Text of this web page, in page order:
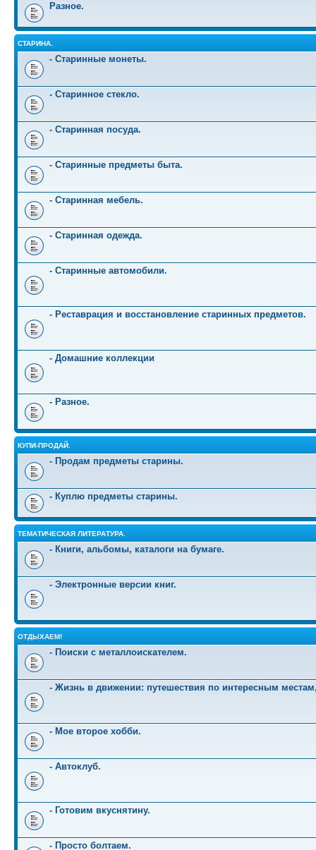
Разное.
СТАРИНА.
- Старинные монеты.
- Старинное стекло.
- Старинная посуда.
- Старинные предметы быта.
- Старинная мебель.
- Старинная одежда.
- Старинные автомобили.
- Реставрация и восстановление старинных предметов.
- Домашние коллекции
- Разное.
КУПИ-ПРОДАЙ.
- Продам предметы старины.
- Куплю предметы старины.
ТЕМАТИЧЕСКАЯ ЛИТЕРАТУРА.
- Книги, альбомы, каталоги на бумаге.
- Электронные версии книг.
ОТДЫХАЕМ!
- Поиски с металлоискателем.
- Жизнь в движении: путешествия по интересным
- Мое второе хобби.
- Автоклуб.
- Готовим вкуснятину.
- Просто болтаем.